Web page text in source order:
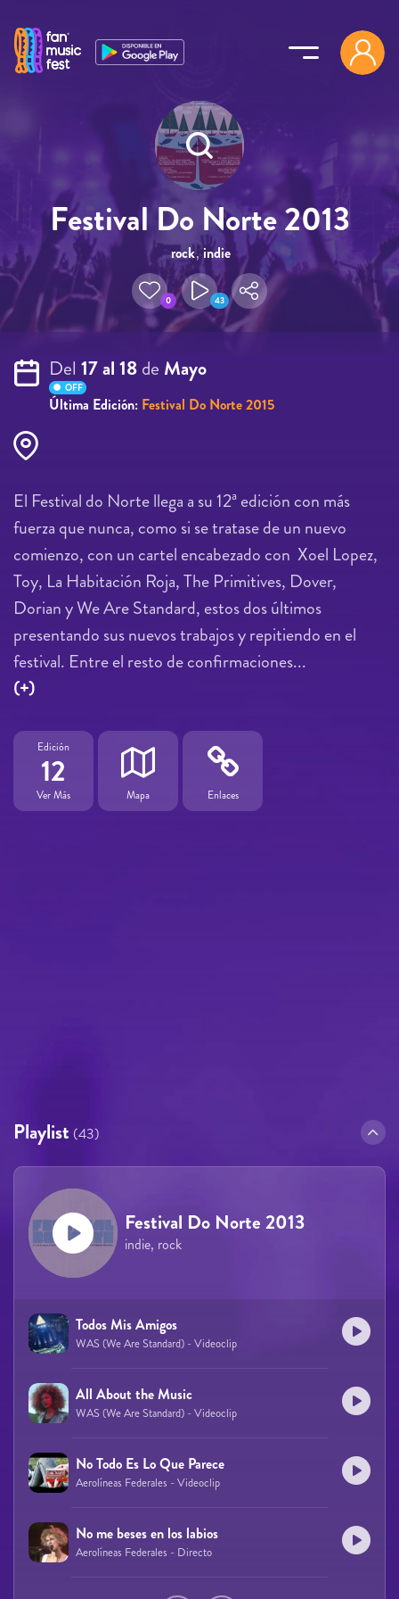
Festival Do Norte 2013
rock, indie
0 43
Del 17 al 18de Mayo
OFF
Última Edición: Festival Do Norte 2015
El Festival do Norte llega a su 12ª edición con más
fuerza que nunca, como si se tratase de un nuevo
comienzo, con un cartel encabezado con Xoel Lopez,
Toy, La Habitación Roja, The Primitives, Dover,
Dorian y We Are Standard, estos dos últimos
presentando sus nuevos trabajos y repitiendo en el
festival. Entre el resto de confirmaciones...
(+)
Edición
12
Ver Más Mapa Enlaces
Playlist (43)
Festival Do Norte 2013
indie, rock
Todos Mis Amigos
WAS (We Are Standard) - Videoclip
All About the Music
WAS (We Are Standard) - Videoclip
No Todo Es Lo Que Parece
Aerolíneas Federales - Videoclip
No me beses en los labios
Aerolíneas Federales - Directo